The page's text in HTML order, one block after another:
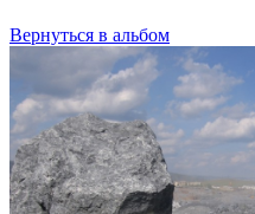
Вернуться в альбом